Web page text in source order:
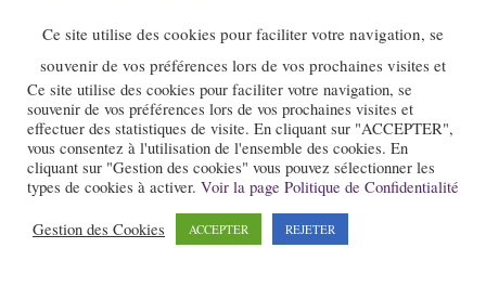
Ce site utilise des cookies pour faciliter votre navigation, se
souvenir de vos préférences lors de vos prochaines visites et
Ce site utilise des cookies pour faciliter votre navigation, se
souvenir de vos préférences lors de vos prochaines visites et
effectuer des statistiques de visite. En cliquant sur "ACCEPTER",
vous consentez à l'utilisation de l'ensemble des cookies. En
cliquant sur "Gestion des cookies" vous pouvez sélectionner les
types de cookies à activer. Voir la page Politique de Confidentialité
Gestion des Cookies ACCEPTER REJETER